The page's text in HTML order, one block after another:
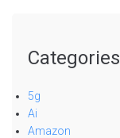
Categories
5g
Ai
Amazon